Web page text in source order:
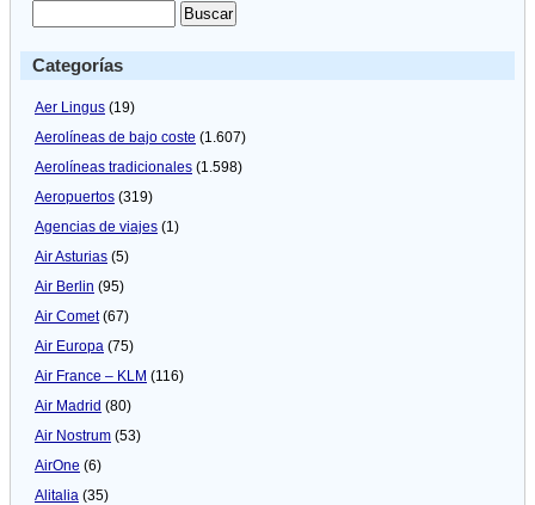
Categorías
Aer Lingus (19)
Aerolíneas de bajo coste (1.607)
Aerolíneas tradicionales (1.598)
Aeropuertos (319)
Agencias de viajes (1)
Air Asturias (5)
Air Berlin (95)
Air Comet(67)
Air Europa (75)
Air France – KLM (116)
Air Madrid (80)
Air Nostrum (53)
AirOne (6)
Alitalia (35)